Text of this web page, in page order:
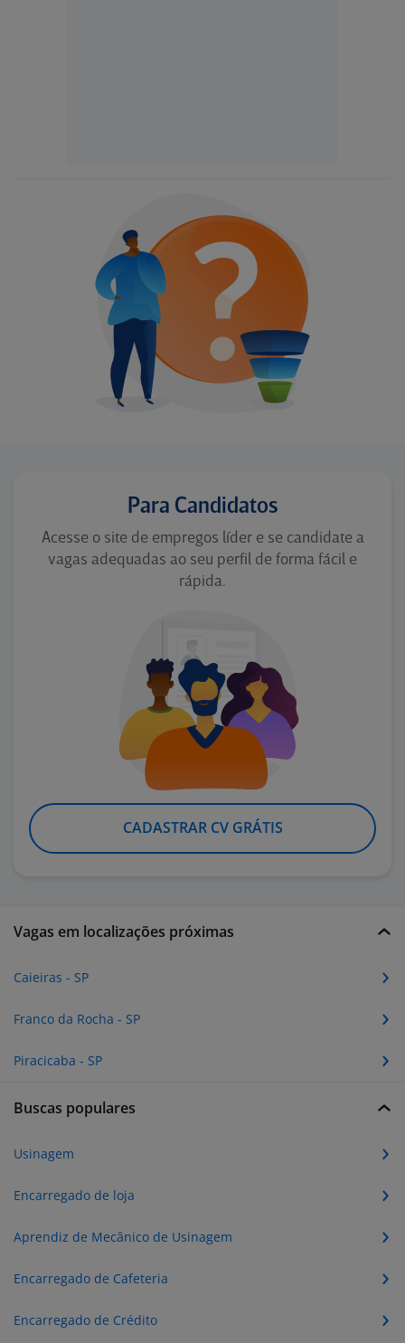
Para Candidatos
Acesse o site de empregos líder e se candidate a
vagas adequadas ao seu perfil de forma fácil e
rápida.
CADASTRAR CV GRÁTIS
Vagas em localizações próximas
Caieiras - SP
Franco da Rocha - SP
Piracicaba - SP
Buscas populares
Usinagem
Encarregado de loja
Aprendiz de Mecânico de Usinagem
Encarregado de Cafeteria
Encarregado de Crédito